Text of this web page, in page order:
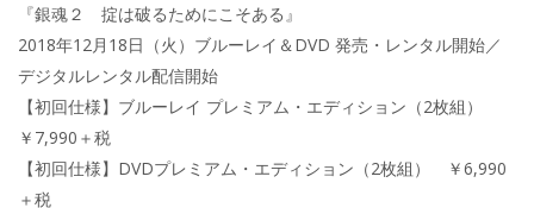
『銀魂２ 掟は破るためにこそある』
2018年12月18日（火）ブルーレイ＆DVD 発売・レンタル開始／
デジタルレンタル配信開始
【初回仕様】ブルーレイ プレミアム・エディション（2枚組）
￥7,990＋税
【初回仕様】DVDプレミアム・エディション（2枚組） ￥6,990
＋税